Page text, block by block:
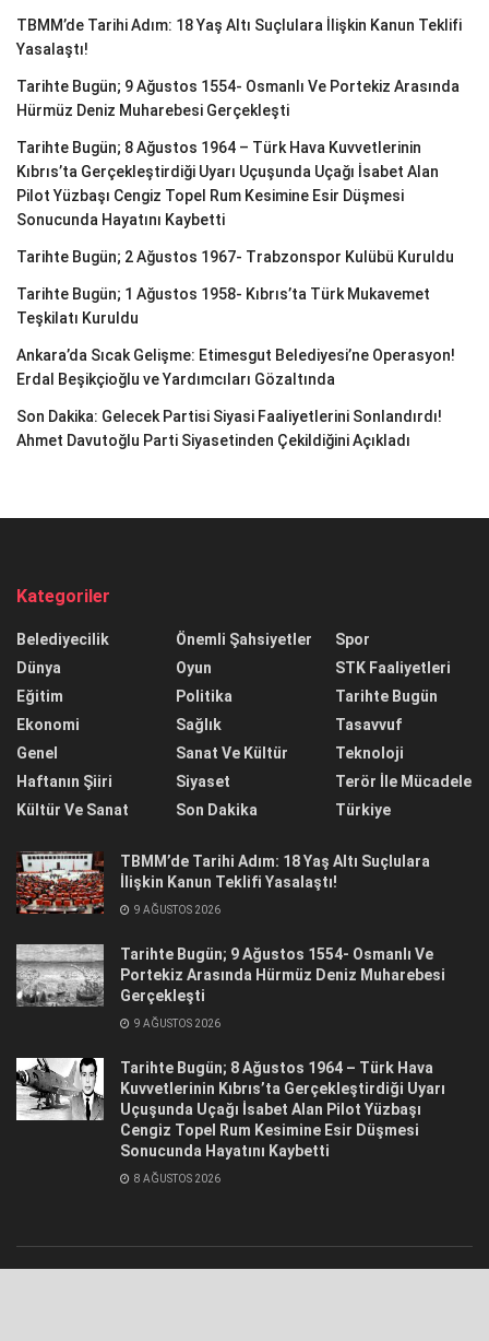
TBMM’de Tarihi Adım: 18 Yaş Altı Suçlulara İlişkin Kanun Teklifi
Yasalaştı!
Tarihte Bugün; 9 Ağustos 1554- Osmanlı Ve Portekiz Arasında
Hürmüz Deniz Muharebesi Gerçekleşti
Tarihte Bugün; 8 Ağustos 1964 – Türk Hava Kuvvetlerinin
Kıbrıs’ta Gerçekleştirdiği Uyarı Uçuşunda Uçağı İsabet Alan
Pilot Yüzbaşı Cengiz Topel Rum Kesimine Esir Düşmesi
Sonucunda Hayatını Kaybetti
Tarihte Bugün; 2 Ağustos 1967- Trabzonspor Kulübü Kuruldu
Tarihte Bugün; 1 Ağustos 1958- Kıbrıs’ta Türk Mukavemet
Teşkilatı Kuruldu
Ankara’da Sıcak Gelişme: Etimesgut Belediyesi’ne Operasyon!
Erdal Beşikçioğlu ve Yardımcıları Gözaltında
Son Dakika: Gelecek Partisi Siyasi Faaliyetlerini Sonlandırdı!
Ahmet Davutoğlu Parti Siyasetinden Çekildiğini Açıkladı
Kategoriler
Belediyecilik
Dünya
Eğitim
Ekonomi
Genel
Haftanın Şiiri
Kültür Ve Sanat
Önemli Şahsiyetler
Oyun
Politika
Sağlık
Sanat Ve Kültür
Siyaset
Son Dakika
Spor
STK Faaliyetleri
Tarihte Bugün
Tasavvuf
Teknoloji
Terör İle Mücadele
Türkiye
TBMM’de Tarihi Adım: 18 Yaş Altı Suçlulara
İlişkin Kanun Teklifi Yasalaştı!
9 AĞUSTOS 2026
Tarihte Bugün; 9 Ağustos 1554- Osmanlı Ve
Portekiz Arasında Hürmüz Deniz Muharebesi
Gerçekleşti
9 AĞUSTOS 2026
Tarihte Bugün; 8 Ağustos 1964 – Türk Hava
Kuvvetlerinin Kıbrıs’ta Gerçekleştirdiği Uyarı
Uçuşunda Uçağı İsabet Alan Pilot Yüzbaşı
Cengiz Topel Rum Kesimine Esir Düşmesi
Sonucunda Hayatını Kaybetti
8 AĞUSTOS 2026